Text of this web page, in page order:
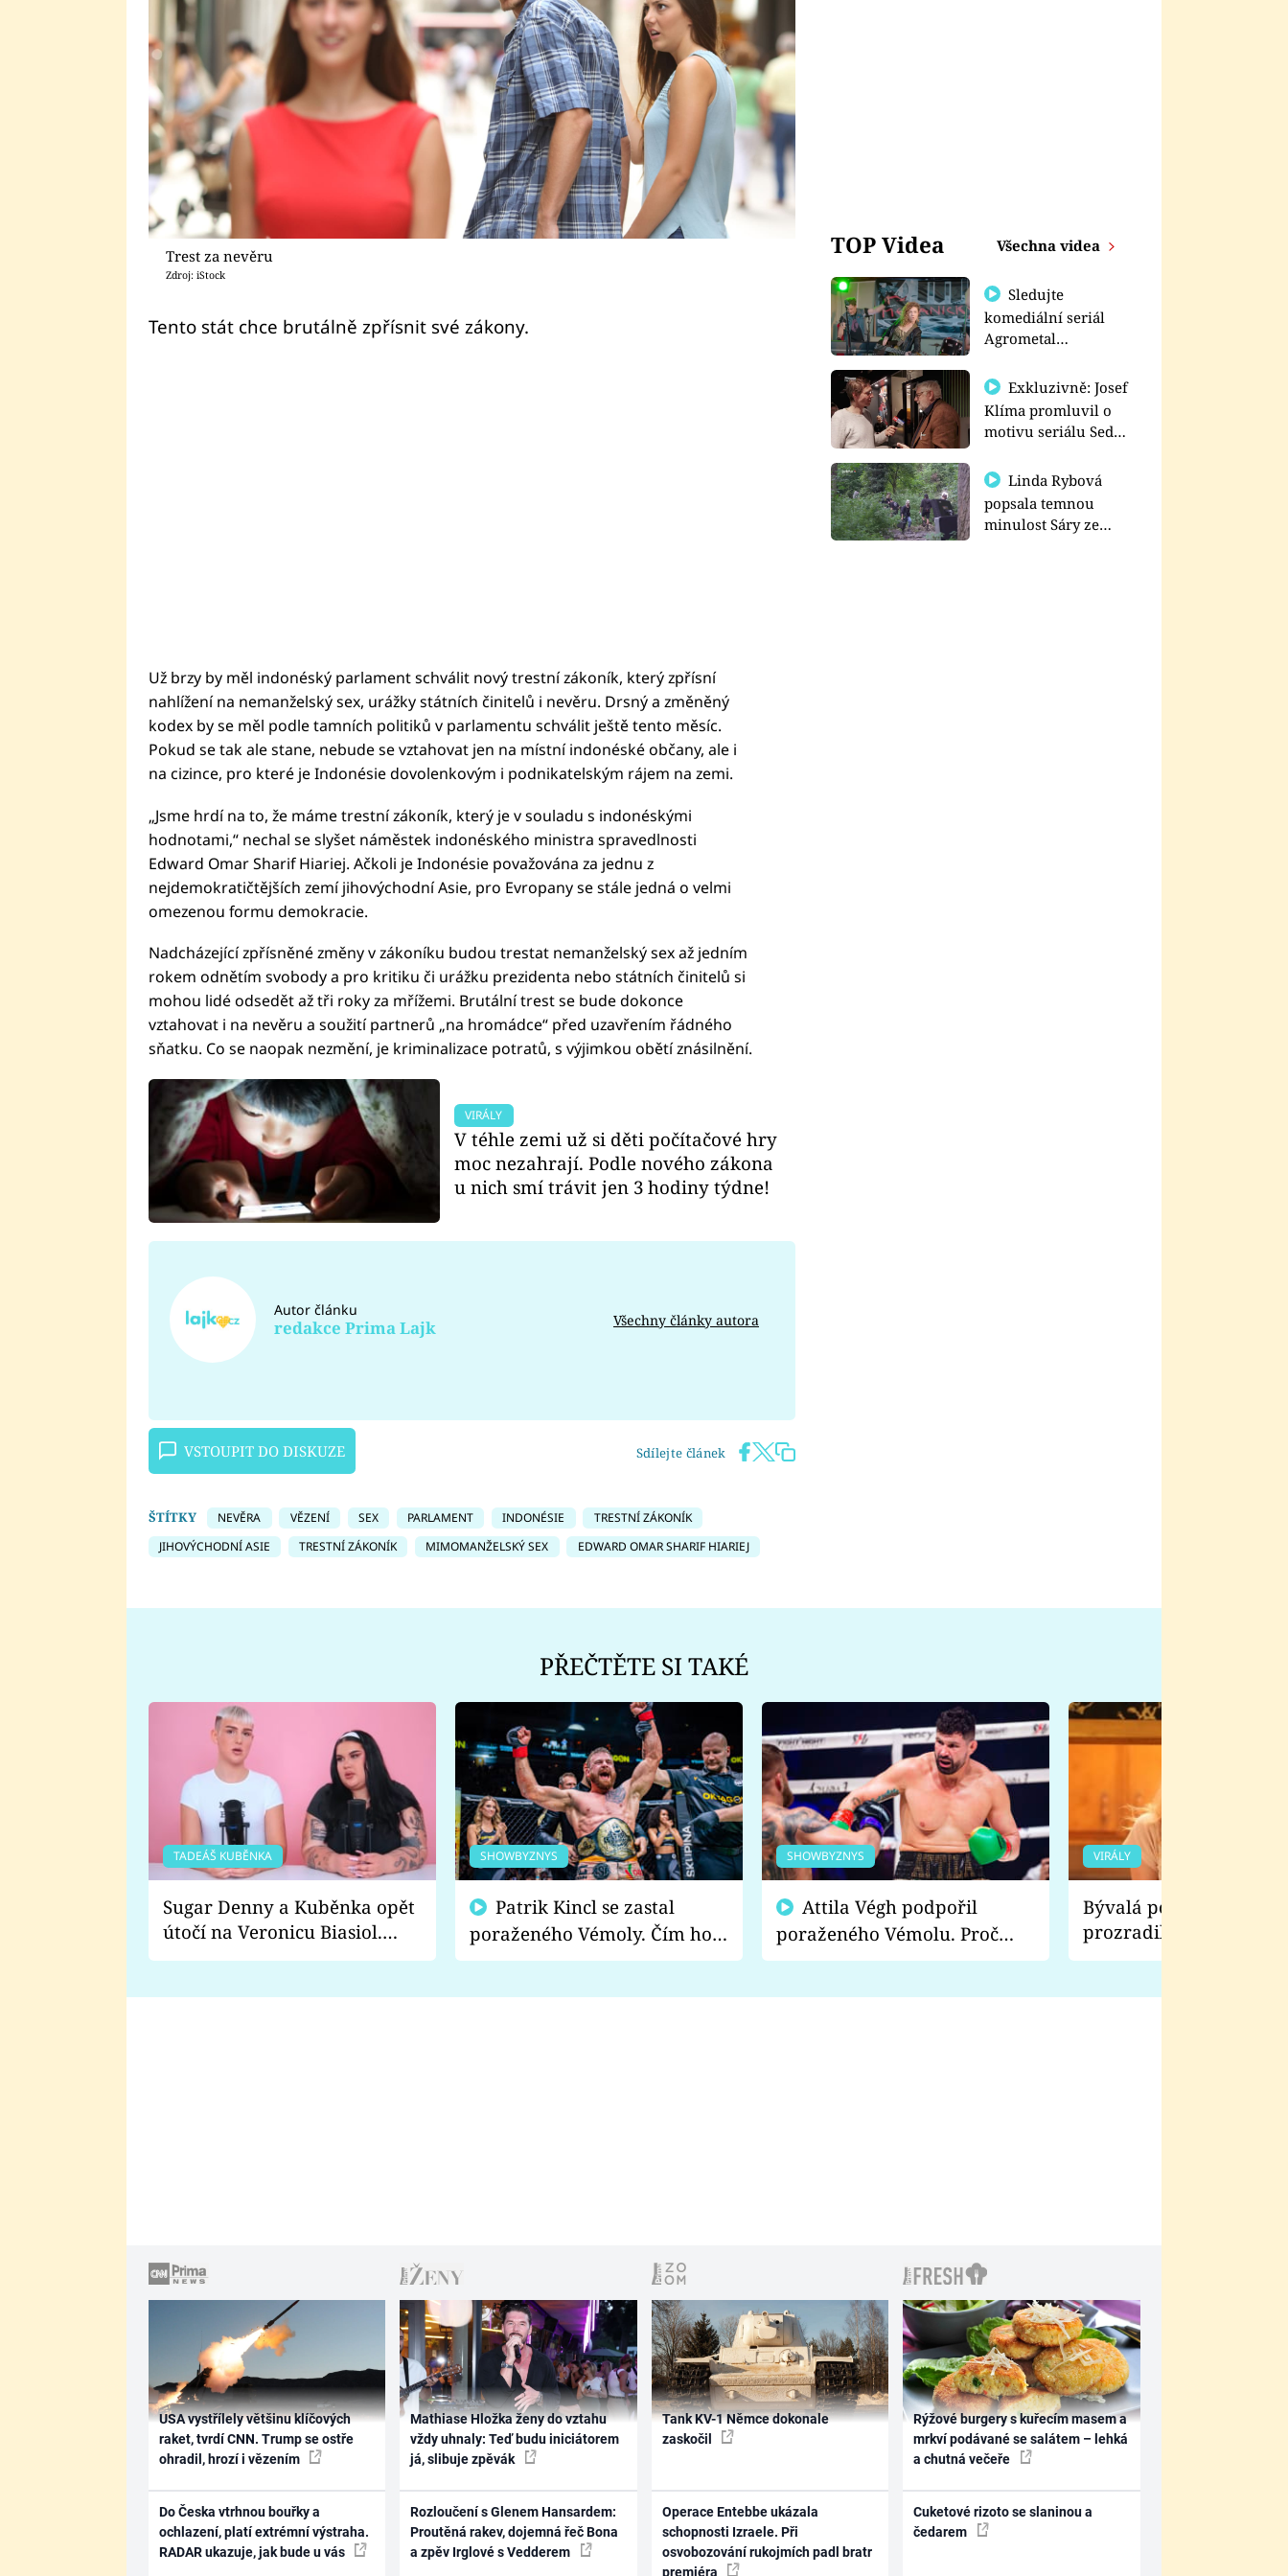
Trest za nevěru
Zdroj: iStock
Tento stát chce brutálně zpřísnit své zákony.
Už brzy by měl indonéský parlament schválit nový trestní zákoník, který zpřísní
nahlížení na nemanželský sex, urážky státních činitelů i nevěru. Drsný a změněný
kodex by se měl podle tamních politiků v parlamentu schválit ještě tento měsíc.
Pokud se tak ale stane, nebude se vztahovat jen na místní indonéské občany, ale i
na cizince, pro které je Indonésie dovolenkovým i podnikatelským rájem na zemi.
„Jsme hrdí na to, že máme trestní zákoník, který je v souladu s indonéskými
hodnotami,“ nechal se slyšet náměstek indonéského ministra spravedlnosti
Edward Omar Sharif Hiariej. Ačkoli je Indonésie považována za jednu z
nejdemokratičtějších zemí jihovýchodní Asie, pro Evropany se stále jedná o velmi
omezenou formu demokracie.
Nadcházející zpřísněné změny v zákoníku budou trestat nemanželský sex až jedním
rokem odnětím svobody a pro kritiku či urážku prezidenta nebo státních činitelů si
mohou lidé odsedět až tři roky za mřížemi. Brutální trest se bude dokonce
vztahovat i na nevěru a soužití partnerů „na hromádce“ před uzavřením řádného
sňatku. Co se naopak nezmění, je kriminalizace potratů, s výjimkou obětí znásilnění.
VIRÁLY
V téhle zemi už si děti počítačové hry
moc nezahrají. Podle nového zákona
u nich smí trávit jen 3 hodiny týdne!
Autor článku
redakce Prima Lajk Všechny články autora
VSTOUPIT DO DISKUZE Sdílejte článek
ŠTÍTKY NEVĚRA VĚZENÍ SEX PARLAMENT INDONÉSIE
TRESTNÍ ZÁKONÍK
JIHOVÝCHODNÍ ASIE
TRESTNÍ ZÁKONÍK MIMOMANŽELSKÝ SEX EDWARD OMAR SHARIF HIARIEJ
TOP Videa Všechna videa
Sledujte
komediální seriál
Agrometal
prima+
Exkluzivně: Josef
Klíma promluvil o
motivu seriálu Sedm
Linda Rybová
popsala temnou
minulost Sáry ze
PŘEČTĚTE SI TAKÉ
TADEÁŠ KUBĚNKA
Sugar Denny a Kuběnka opět
útočí na Veronicu Biasiol.
Proč je podle nich falešná a
SHOWBYZNYS
poraženého Vémoly. Čím ho
fanoušci naštvali?
SHOWBYZNYS
poraženého Vémolu. Proč
chce raději zápasit s ním než
VIRÁLY
Bývalá pornoherečka
prozradila, co ji
natáčení Euforie.
USA vystřílely většinu klíčových
raket, tvrdí CNN. Trump se ostře
ohradil, hrozí i vězením
Do Česka vtrhnou bouřky a
ochlazení, platí extrémní výstraha.
RADAR ukazuje, jak bude u vás
Mathiase Hložka ženy do vztahu
vždy uhnaly: Teď budu iniciátorem
já, slibuje zpěvák
Rozloučení s Glenem Hansardem:
Proutěná rakev, dojemná řeč Bona
a zpěv Irglové s Vedderem
Tank KV-1 Němce dokonale
zaskočil
Operace Entebbe ukázala
schopnosti Izraele. Při
osvobozování rukojmích padl bratr
premiéra
Rýžové burgery s kuřecím masem a
mrkví podávané se salátem – lehká
a chutná večeře
Cuketové rizoto se slaninou a
čedarem